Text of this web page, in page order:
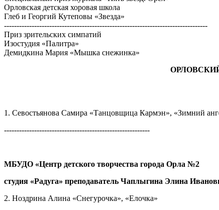
Орловская детская хоровая школа
Глеб и Георгий Кутеповы «Звезда»
---------------------------------------------------------------------------------
Приз зрительских симпатий
Изостудия «Палитра»
Демидкина Мария «Мышка снежинка»
1. Севостьянова Самира «Танцовщица Кармэн», «Зимний
----------------------------------------------------------
МБУДО «Центр детского творчества города Орла №2
студия «Радуга» преподаватель Чаплыгина Элина
2. Ноздрина Алина «Снегурочка», «Елочка»